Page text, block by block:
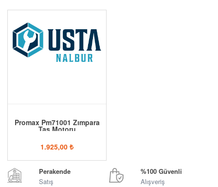
Promax Pm71001 Zımpara
Taş Motoru
1.925,00 ₺
Perakende
Satış
%100 Güvenli
Alışveriş